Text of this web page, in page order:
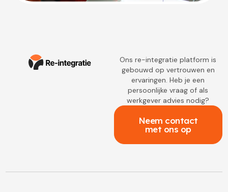
Ons re-integratie platform is
gebouwd op vertrouwen en
ervaringen. Heb je een
persoonlijke vraag of als
werkgever advies nodig?
Neem contact
met ons op